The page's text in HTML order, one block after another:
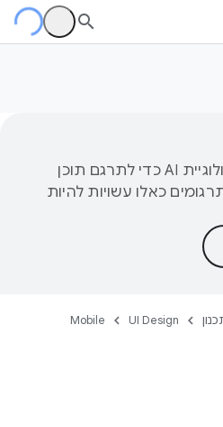
‫Google משתמשת בטכנולוגיית AI כדי לתרגם תוכן
כאלו עשויות להיות
UI Design
Mobile